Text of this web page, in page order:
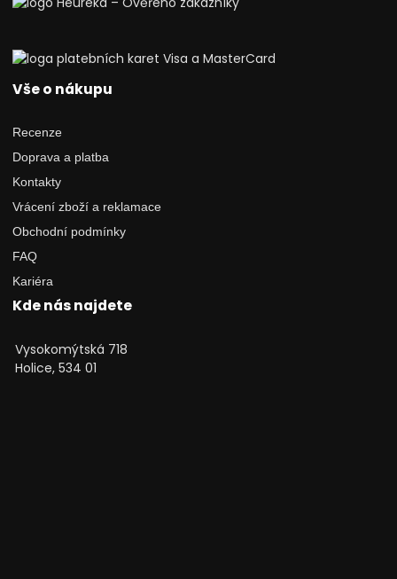
Vše o nákupu
Recenze
Doprava a platba
Kontakty
Vrácení zboží a reklamace
Obchodní podmínky
FAQ
Kariéra
Kde nás najdete
Vysokomýtská 718
Holice, 534 01